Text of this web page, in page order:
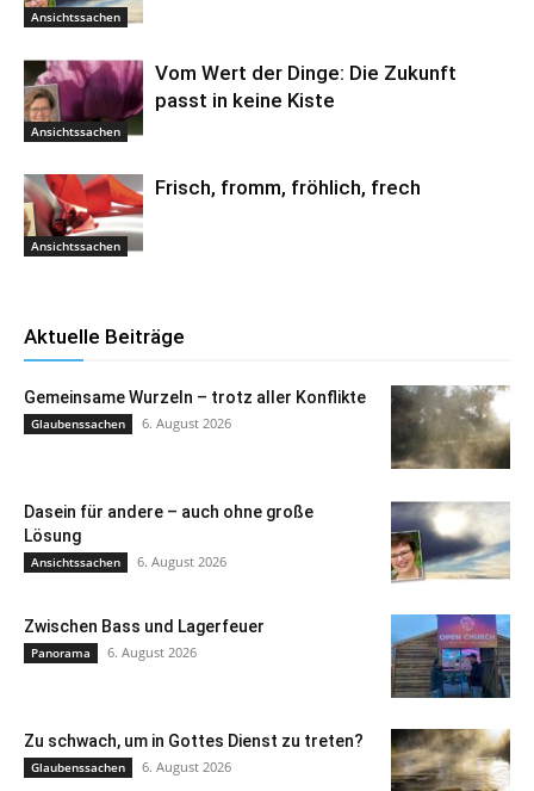
Ansichtssachen
Ansichtssachen
Vom Wert der Dinge: Die Zukunft
passt in keine Kiste
Ansichtssachen
Frisch, fromm, fröhlich, frech
Aktuelle Beiträge
Gemeinsame Wurzeln – trotz aller Konflikte
Glaubenssachen 6. August 2026
Dasein für andere – auch ohne große
Lösung
Ansichtssachen 6. August 2026
Zwischen Bass und Lagerfeuer
Panorama 6. August 2026
Zu schwach, um in Gottes Dienst zu treten?
Glaubenssachen 6. August 2026